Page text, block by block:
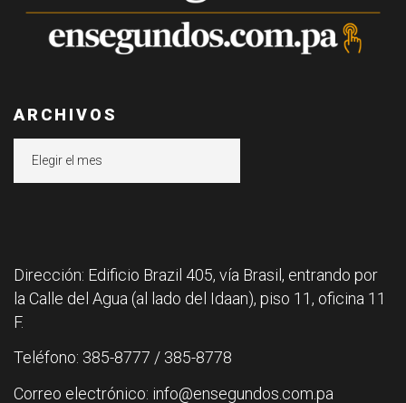
ARCHIVOS
Dirección: Edificio Brazil 405, vía Brasil, entrando por
la Calle del Agua (al lado del Idaan), piso 11, oficina 11
F.
Teléfono: 385-8777 / 385-8778
Correo electrónico: info@ensegundos.com.pa